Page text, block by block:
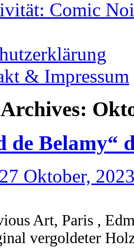
Comic
& Impressum
de Belamy“
27 Oktober,
Art, Paris ,
vergoldeter